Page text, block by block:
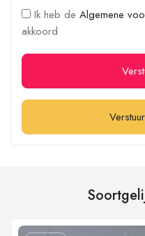
Ik heb de Algemene
akkoord